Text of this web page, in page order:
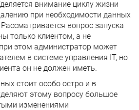
внимание циклу жизни
при необходимости данных
вопрос запуска
только клиентом, а не
этом администратор может
в системе управления IT, но
он не должен иметь.
стоит особо остро и в
этому вопросу большое
изменениями